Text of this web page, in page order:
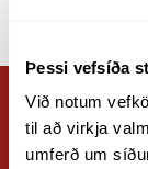
Þessi vefsíða
Við notum
til að virkja
umferð um
Fyrirspurn um
Nýr
Reiknivél